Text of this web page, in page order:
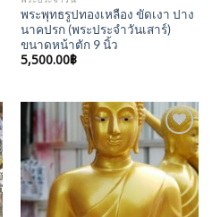
พระพุทธรูปทองเหลือง ขัดเงา ปาง
นาคปรก (พระประจำวันเสาร์)
ขนาดหน้าตัก 9 นิ้ว
5,500.00฿
Add to
Wishlist